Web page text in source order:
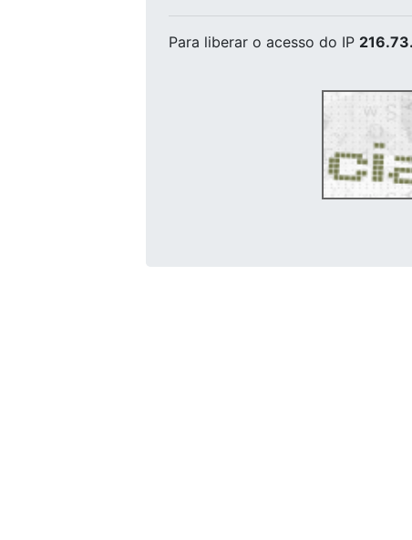
Para liberar o acesso do IP